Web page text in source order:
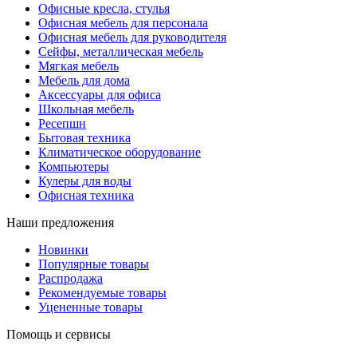
Офисные кресла, стулья
Офисная мебель для персонала
Офисная мебель для руководителя
Сейфы, металлическая мебель
Мягкая мебель
Мебель для дома
Аксессуары для офиса
Школьная мебель
Ресепшн
Бытовая техника
Климатическое оборудование
Компьютеры
Кулеры для воды
Офисная техника
Наши предложения
Новинки
Популярные товары
Распродажа
Рекомендуемые товары
Уцененные товары
Помощь и сервисы